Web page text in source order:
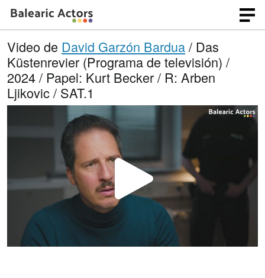
Video de David Garzón Bardua/ Das
Küstenrevier (Programa de televisión) /
2024 / Papel: Kurt Becker / R: Arben
Ljikovic / SAT.1
R
e